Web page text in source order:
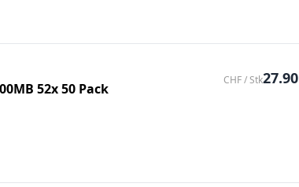
52x 50 Pack
CHF / Stk27.90